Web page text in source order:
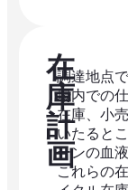
在
庫
計
画
調達地点
場内での
在庫、小
いたると
ーンの血
これらの